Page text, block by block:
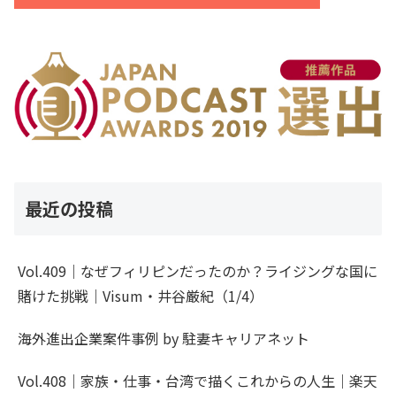
最近の投稿
Vol.409｜なぜフィリピンだったのか？ライジングな国に
賭けた挑戦｜Visum・井谷厳紀（1/4）
海外進出企業案件事例 by 駐妻キャリアネット
Vol.408｜家族・仕事・台湾で描くこれからの人生｜楽天